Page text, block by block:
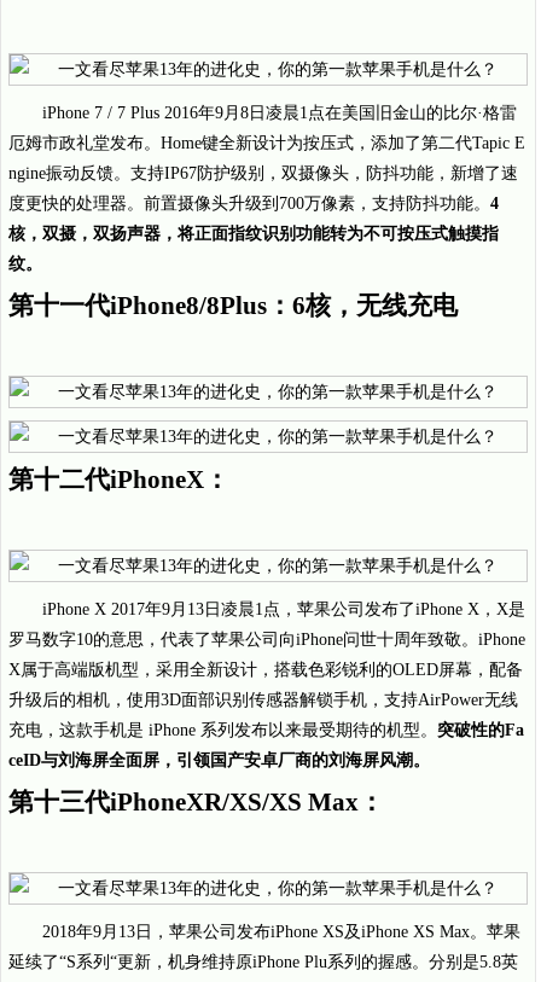
iPhone 7 / 7 Plus 2016年9月8日凌晨1点在美国旧金山的比尔·格雷
厄姆市政礼堂发布。Home键全新设计为按压式，添加了第二代Tapic E
ngine振动反馈。支持IP67防护级别，双摄像头，防抖功能，新增了速
度更快的处理器。前置摄像头升级到700万像素，支持防抖功能。 4
核，双摄，双扬声器，将正面指纹识别功能转为不可按压式触摸指
纹。
第十一代iPhone8/8Plus：6核，无线充电
第十二代iPhoneX：
iPhone X 2017年9月13日凌晨1点，苹果公司发布了iPhone X，X是
罗马数字10的意思，代表了苹果公司向iPhone问世十周年致敬。iPhone
X属于高端版机型，采用全新设计，搭载色彩锐利的OLED屏幕，配备
升级后的相机，使用3D面部识别传感器解锁手机，支持AirPower无线
充电，这款手机是 iPhone 系列发布以来最受期待的机型。 突破性的Fa
ceID与刘海屏全面屏，引领国产安卓厂商的刘海屏风潮。
第十三代iPhoneXR/XS/XS Max：
2018年9月13日，苹果公司发布iPhone XS及iPhone XS Max。苹果
延续了“S系列“更新，机身维持原iPhone Plu系列的握感。分别是5.8英